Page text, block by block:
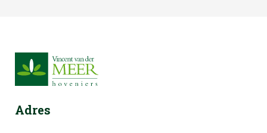
Adres